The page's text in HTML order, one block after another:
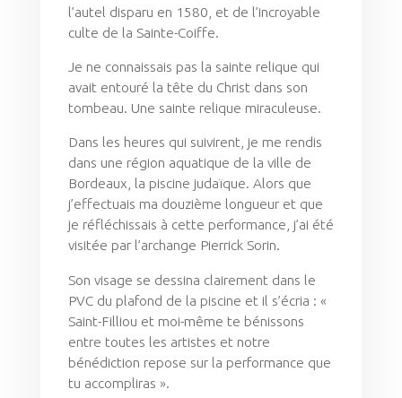
l’autel disparu en 1580, et de l’incroyable
culte de la Sainte-Coiffe.
Je ne connaissais pas la sainte relique qui
avait entouré la tête du Christ dans son
tombeau. Une sainte relique miraculeuse.
Dans les heures qui suivirent, je me rendis
dans une région aquatique de la ville de
Bordeaux, la piscine judaïque. Alors que
j’effectuais ma douzième longueur et que
je réfléchissais à cette performance, j’ai été
visitée par l’archange Pierrick Sorin.
Son visage se dessina clairement dans le
PVC du plafond de la piscine et il s’écria : «
Saint-Filliou et moi-même te bénissons
entre toutes les artistes et notre
bénédiction repose sur la performance que
tu accompliras ».